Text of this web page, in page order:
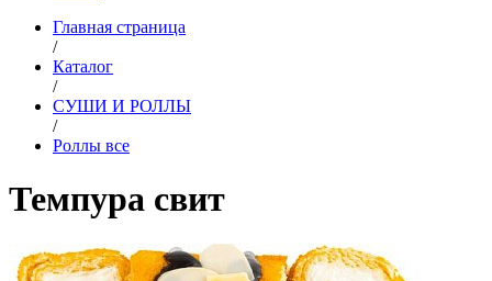
Главная страница
/
Каталог
/
СУШИ И РОЛЛЫ
/
Роллы все
Темпура свит